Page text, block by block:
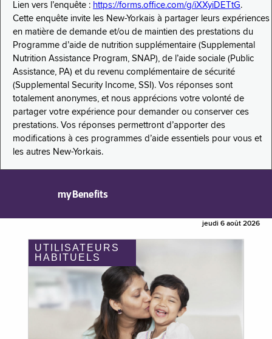
Lien vers l’enquête : https://forms.office.com/g/iXXyiDETtG.
Cette enquête invite les New-Yorkais à partager leurs expériences
en matière de demande et/ou de maintien des prestations du
Programme d’aide de nutrition supplémentaire (Supplemental
Nutrition Assistance Program, SNAP), de l’aide sociale (Public
Assistance, PA) et du revenu complémentaire de sécurité
(Supplemental Security Income, SSI). Vos réponses sont
totalement anonymes, et nous apprécions votre volonté de
partager votre expérience pour demander ou conserver ces
prestations. Vos réponses permettront d’apporter des
modifications à ces programmes d’aide essentiels pour vous et
les autres New-Yorkais.
myBenefits
jeudi 6 août 2026
UTILISATEURS
HABITUELS